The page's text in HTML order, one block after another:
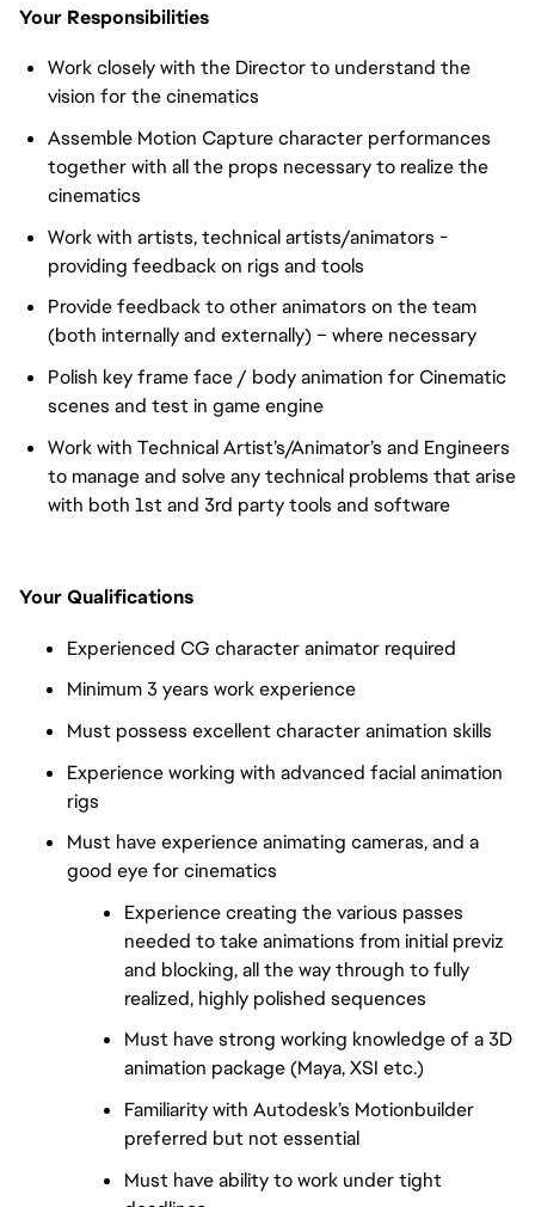
Your Responsibilities
Work closely with the Director to understand the
vision for the cinematics
Assemble Motion Capture character performances
together with all the props necessary to realize the
cinematics
Work with artists, technical artists/animators -
providing feedback on rigs and tools
Provide feedback to other animators on the team
(both internally and externally) – where necessary
Polish key frame face / body animation for Cinematic
scenes and test in game engine
Work with Technical Artist’s/Animator’s and Engineers
to manage and solve any technical problems that arise
with both 1st and 3rd party tools and software
Your Qualifications
Experienced CG character animator required
Minimum 3 years work experience
Must possess excellent character animation skills
Experience working with advanced facial animation
rigs
Must have experience animating cameras, and a
good eye for cinematics
Experience creating the various passes
needed to take animations from initial previz
and blocking, all the way through to fully
realized, highly polished sequences
Must have strong working knowledge of a 3D
animation package (Maya, XSI etc.)
Familiarity with Autodesk’s Motionbuilder
preferred but not essential
Must have ability to work under tight